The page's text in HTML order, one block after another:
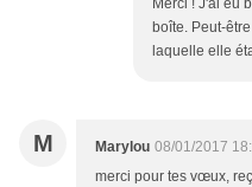
Merci ! J'ai eu
boîte. Peut-
laquelle elle
M Marylou 08/01/2017
merci pour tes vœux,